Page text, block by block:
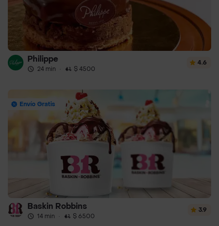
Philippe
24 min · $ 4500
4.6
Envío Gratis
Baskin Robbins
14 min · $ 6500
3.9